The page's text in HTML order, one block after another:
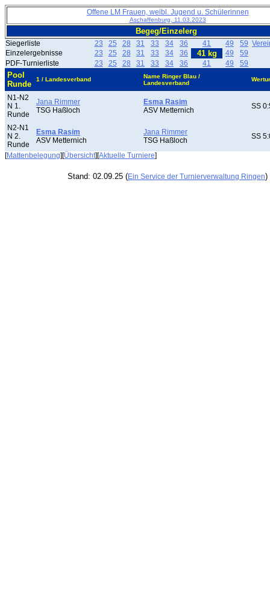
Offene LM Frauen, weibl. Jugend u. Schülerinnen
Aschaffenburg, 11.03.2023
Begeg/Einzelerg
Siegerliste 23 25 28 31 33 34 36 41 49 59
Einzelergebnisse
23 25 28 31 33 34 36 41 kg 49
59
PDF-Turnierliste
23 25 28 31 33 34 36 41 49 59
Pool
Runde
1 / Landesverband
Name Ringer Blau /
Landesverband
N1-N2
N 1.
Runde
Jana Rimmer
TSG Haßloch
Esma Rasim
ASV Metternich
SS
N2-N1
N 2.
Runde
Esma Rasim
ASV Metternich
Jana Rimmer
TSG Haßloch
SS
[Mattenbelegung][Übersicht][Aktuelle Turniere]
Stand: 02.09.25 (Ein Service der Turnierverwaltung Ringen)